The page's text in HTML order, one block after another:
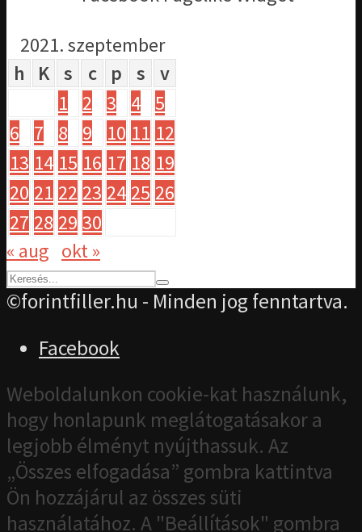
2021. szeptember
h
K s c p s
v
1
2 3 4 5
6
7 8 9 10 11 12
13 14 15 16 17 18 19
20 21 22 23 24 25 26
27 28 29 30
« aug okt »
©forintfiller.hu - Minden jog fenntartva.
Facebook
Weboldalunkon cookie-kat használunk,
hogy honlapunk meglátogatásakor a
legjobb élményt nyújthassuk. Az
„Összes elfogadása” gombra kattintva
Ön hozzájárul az összes süti
használatához. A "Beállítások" gombra